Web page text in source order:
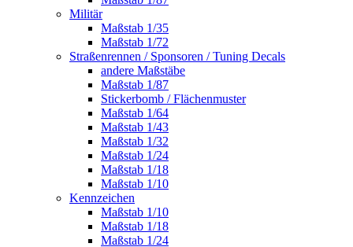
Militär
Maßstab 1/35
Maßstab 1/72
Straßenrennen / Sponsoren / Tuning Decals
andere Maßstäbe
Maßstab 1/87
Stickerbomb / Flächenmuster
Maßstab 1/64
Maßstab 1/43
Maßstab 1/32
Maßstab 1/24
Maßstab 1/18
Maßstab 1/10
Kennzeichen
Maßstab 1/10
Maßstab 1/18
Maßstab 1/24